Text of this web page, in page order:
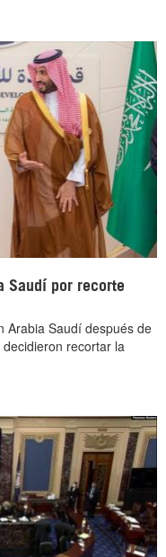
Saudí por recorte
Arabia Saudí después de
recortar la